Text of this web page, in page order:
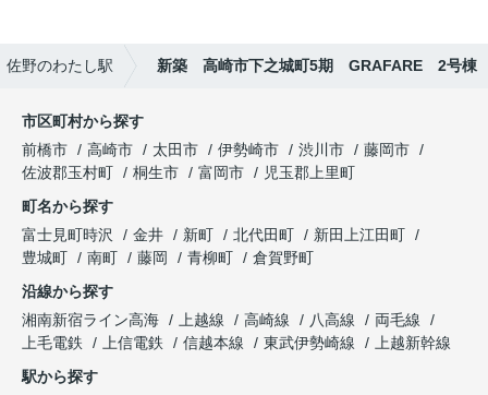
佐野のわたし駅 新築 高崎市下之城町5期 GRAFARE 2号棟
市区町村から探す
前橋市
高崎市 太田市 伊勢崎市 渋川市
藤岡市
佐波郡玉村町
桐生市 富岡市
児玉郡上里町
町名から探す
富士見町時沢
金井 新町 北代田町
新田上江田町
豊城町
南町 藤岡 青柳町
倉賀野町
沿線から探す
湘南新宿ライン高海
上越線 高崎線 八高線
両毛線
上毛電鉄
上信電鉄 信越本線 東武伊勢崎線
上越新幹線
駅から探す